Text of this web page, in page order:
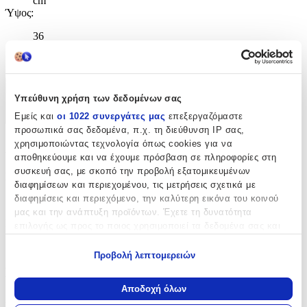
Υπεύθυνη χρήση των δεδομένων σας
Εμείς και οι 1022 συνεργάτες μας επεξεργαζόμαστε
προσωπικά σας δεδομένα, π.χ. τη διεύθυνση IP σας,
χρησιμοποιώντας τεχνολογία όπως cookies για να
αποθηκεύουμε και να έχουμε πρόσβαση σε πληροφορίες στη
συσκευή σας, με σκοπό την προβολή εξατομικευμένων
διαφημίσεων και περιεχομένου, τις μετρήσεις σχετικά με
διαφημίσεις και περιεχόμενο, την καλύτερη εικόνα του κοινού
μας και την ανάπτυξη προϊόντων. Έχετε τη δυνατότητα
Να συλλέξουμε πληροφορίες σχετικά με τη γεωγραφική
σας τοποθεσία, οι οποίες μπορεί να είναι ακριβείς σε
Προβολή λεπτομερειών
Αποδοχή όλων
Ύψος:
36
Χαρακτηριστικά
+
Χαρακτηριστικά
Κατασκευαστής :
Fresk
Χρώμα: